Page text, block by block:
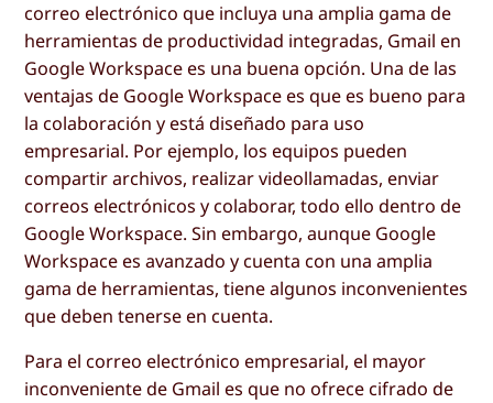
correo electrónico que incluya una amplia gama de
herramientas de productividad integradas, Gmail en
Google Workspace es una buena opción. Una de las
ventajas de Google Workspace es que es bueno para
la colaboración y está diseñado para uso
empresarial. Por ejemplo, los equipos pueden
compartir archivos, realizar videollamadas, enviar
correos electrónicos y colaborar, todo ello dentro de
Google Workspace. Sin embargo, aunque Google
Workspace es avanzado y cuenta con una amplia
gama de herramientas, tiene algunos inconvenientes
que deben tenerse en cuenta.
Para el correo electrónico empresarial, el mayor
inconveniente de Gmail es que no ofrece cifrado de